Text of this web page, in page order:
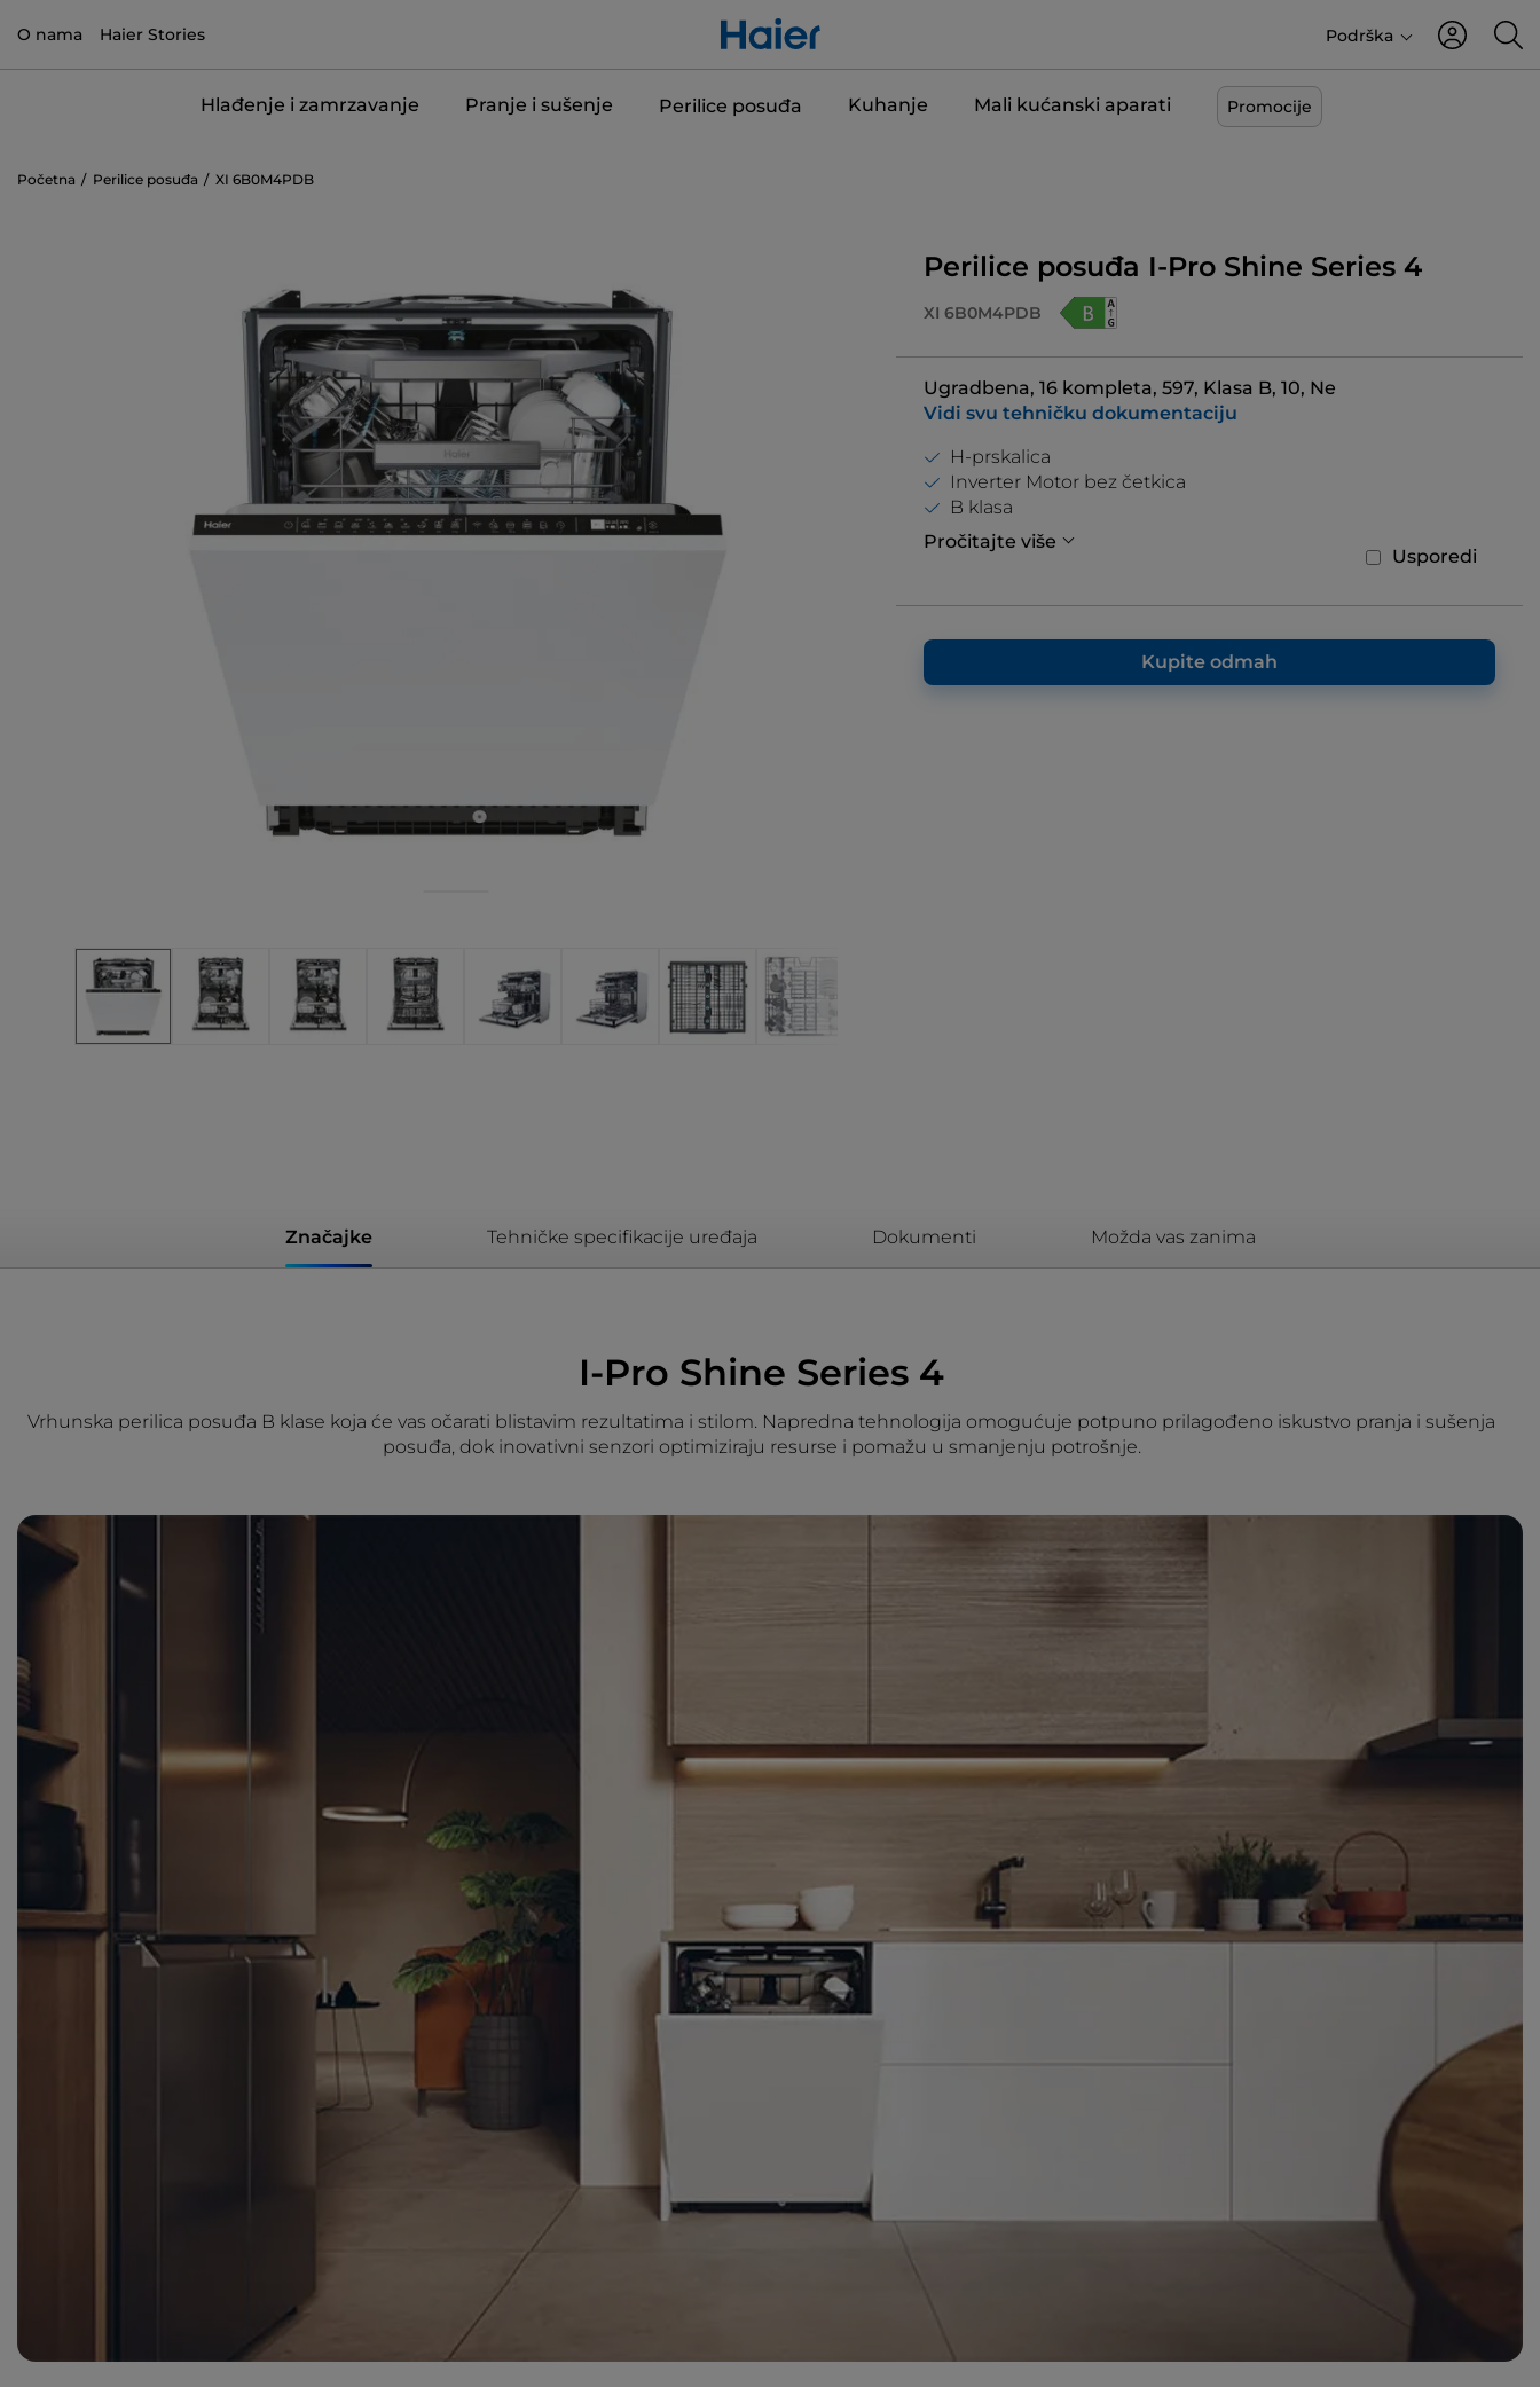
O nama Haier Stories Podrška
Hlađenje i zamrzavanje Pranje i sušenje Perilice posuđa Kuhanje Mali kućanski aparati Promocije
Početna Perilice posuđa XI 6B0M4PDB
Perilice posuđa I-Pro Shine Series 4
XI 6B0M4PDB
Ugradbena, 16 kompleta, 597, Klasa B, 10, Ne
Vidi svu tehničku dokumentaciju
Usporedi
H-prskalica
Inverter Motor bez četkica
B klasa
Pročitajte više
Kupite odmah
Značajke Tehničke specifikacije uređaja Dokumenti Možda vas zanima
I-Pro Shine Series 4
Vrhunska perilica posuđa B klase koja će vas očarati blistavim rezultatima i stilom. Napredna tehnologija omogućuje potpuno prilagođeno iskustvo pranja i sušenja
posuđa, dok inovativni senzori optimiziraju resurse i pomažu u smanjenju potrošnje.